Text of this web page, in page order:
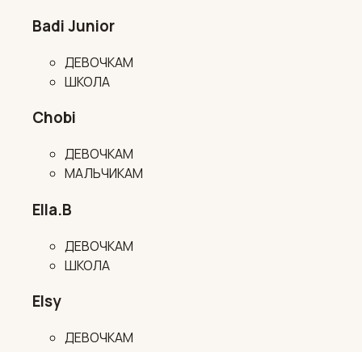
Badi Junior
ДЕВОЧКАМ
ШКОЛА
Chobi
ДЕВОЧКАМ
МАЛЬЧИКАМ
Ella.B
ДЕВОЧКАМ
ШКОЛА
Elsy
ДЕВОЧКАМ